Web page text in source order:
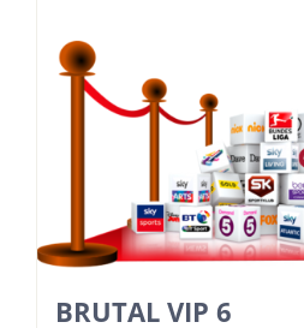
BRUTAL VIP 6